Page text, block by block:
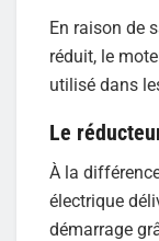
En raison de
réduit, le
utilisé dans
Le
À la
électrique
démarrage